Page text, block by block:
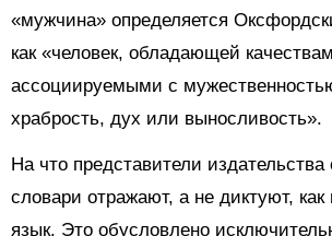
«мужчина» определяется
как «человек, обладающей
ассоциируемыми с
храбрость, дух или выносливость».
На что представители
словари отражают, а не диктуют, как
язык. Это обусловлено